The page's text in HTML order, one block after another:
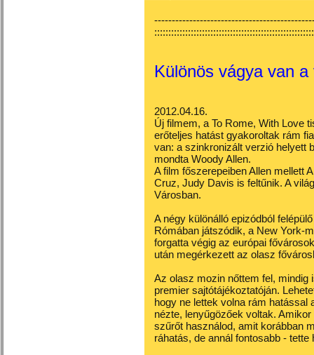
Különös vágya van
2012.04.16.
Új filmem, a To Rome, With Love
erőteljes hatást gyakoroltak rám
van: a szinkronizált verzió helyett
mondta Woody Allen.
A film főszerepeiben Allen mellett
Cruz, Judy Davis is feltűnik. A
Városban.
A négy különálló epizódból
Rómában játszódik, a New York-
forgatta végig az európai
után megérkezett az olasz
Az olasz mozin nőttem fel, mindig
premier sajtótájékoztatóján.
hogy ne lettek volna rám
nézte, lenyűgözőek voltak.
szűrőt használod, amit korábban
ráhatás, de annál fontosabb -